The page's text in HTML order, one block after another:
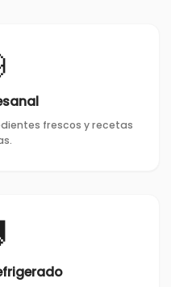
frescos y recetas